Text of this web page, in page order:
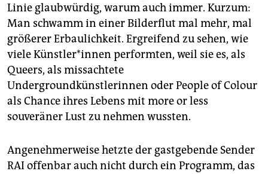
Linie glaubwürdig, warum auch immer. Kurzum:
Man schwamm in einer Bilderflut mal mehr, mal
größerer Erbaulichkeit. Ergreifend zu sehen, wie
viele Künst­le­r*in­nen performten, weil sie es, als
Queers, als missachtete
Undergroundkünstlerinnen oder People of Colour
als Chance ihres Lebens mit more or less
souveräner Lust zu nehmen wussten.
Angenehmerweise hetzte der gastgebende Sender
RAI offenbar auch nicht durch ein Programm, das